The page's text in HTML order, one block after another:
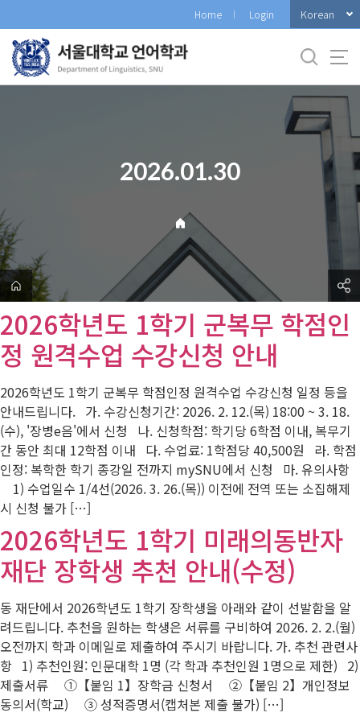
로
메
Home Login Korean
2026.01.30
2026학년도 1학기 군복무 학점인
정 원격수업 수강신청 안내
2026학년도 1학기 군복무 학점인정 원격수업 수강신청 일정 등을
안내드립니다. 가. 수강신청기간: 2026. 2. 12.(목) 18:00 ~ 3. 18.
(수), '장병e음'에서 신청 나. 신청학점: 학기당 6학점 이내, 복무기
간 동안 최대 12학점 이내 다. 수업료: 1학점당 40,500원 라. 학점
인정: 복학한 학기 종강일 전까지 mySNU에서 신청 마. 유의사항
1) 수업일수 1/4선(2026. 3. 26.(목)) 이전에 전역 또는 소집해제
시 신청 불가 […]
2026학년도 1학기 미래의동반자
재단 장학생 추천 안내(수정)
동 재단에서 2026학년도 1학기 장학생을 아래와 같이 선발함을 알
려드립니다. 추천을 원하는 학생은 서류를 구비하여 2026. 2. 2.(월)
오전까지 학과 이메일로 제출하여 주시기 바랍니다. 가. 추천 관련사
항 1) 추천인원: 인문대학 1명 (각 학과 추천인원 1명으로 제한) 2)
제출서류 ①【붙임 1】장학금 신청서 ②【붙임 2】개인정보
동의서(학교) ③ 성적증명서(캡처본 제출 불가) […]